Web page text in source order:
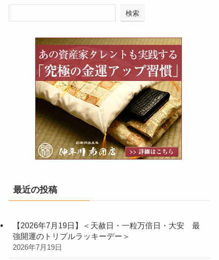
検索
最近の投稿
【2026年7月19日】＜天赦日・一粒万倍日・大安 最
強開運のトリプルラッキーデー＞
2026年7月19日